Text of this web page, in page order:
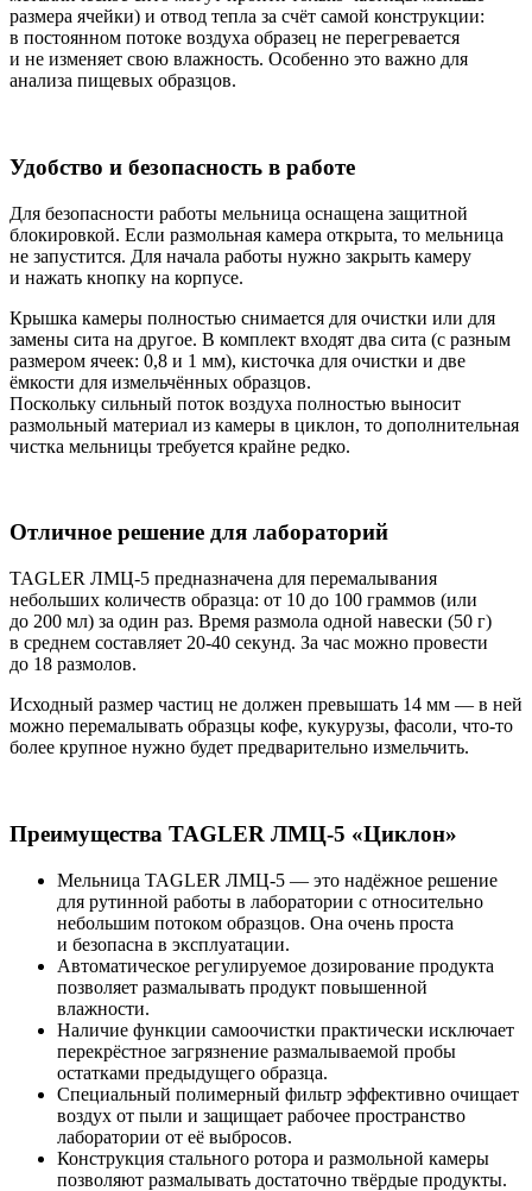
размера ячейки) и отвод тепла за счёт самой конструкции:
в постоянном потоке воздуха образец не перегревается
и не изменяет свою влажность. Особенно это важно для
анализа пищевых образцов.
Удобство и безопасность в работе
Для безопасности работы мельница оснащена защитной
блокировкой. Если размольная камера открыта, то мельница
не запустится. Для начала работы нужно закрыть камеру
и нажать кнопку на корпусе.
Крышка камеры полностью снимается для очистки или для
замены сита на другое. В комплект входят два сита (с разным
размером ячеек: 0,8 и 1 мм), кисточка для очистки и две
ёмкости для измельчённых образцов.
Поскольку сильный поток воздуха полностью выносит
размольный материал из камеры в циклон, то дополнительная
чистка мельницы требуется крайне редко.
Отличное решение для лабораторий
TAGLER ЛМЦ-5 предназначена для перемалывания
небольших количеств образца: от 10 до 100 граммов (или
до 200 мл) за один раз. Время размола одной навески (50 г)
в среднем составляет 20-40 секунд. За час можно провести
до 18 размолов.
Исходный размер частиц не должен превышать 14 мм — в ней
можно перемалывать образцы кофе, кукурузы, фасоли, что-то
более крупное нужно будет предварительно измельчить.
Преимущества TAGLER ЛМЦ-5 «Циклон»
Мельница TAGLER ЛМЦ-5 — это надёжное решение
для рутинной работы в лаборатории с относительно
небольшим потоком образцов. Она очень проста
и безопасна в эксплуатации.
Автоматическое регулируемое дозирование продукта
позволяет размалывать продукт повышенной
влажности.
Наличие функции самоочистки практически исключает
перекрёстное загрязнение размалываемой пробы
остатками предыдущего образца.
Специальный полимерный фильтр эффективно очищает
воздух от пыли и защищает рабочее пространство
лаборатории от её выбросов.
Конструкция стального ротора и размольной камеры
позволяют размалывать достаточно твёрдые продукты.